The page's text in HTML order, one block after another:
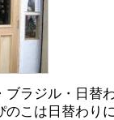
ブラジル・日替
のこは日替わり